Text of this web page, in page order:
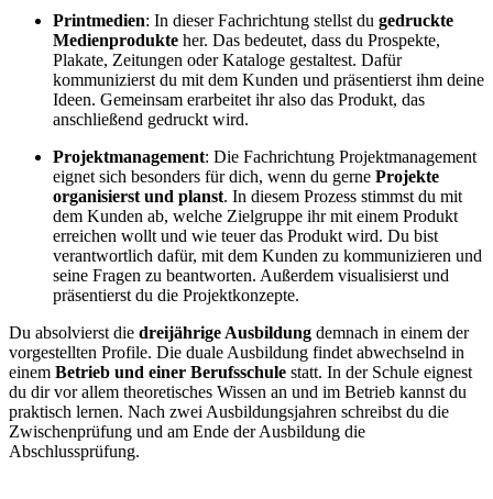
Printmedien: In dieser Fachrichtung stellst du gedruckte
Medienprodukte her. Das bedeutet, dass du Prospekte,
Plakate, Zeitungen oder Kataloge gestaltest. Dafür
kommunizierst du mit dem Kunden und präsentierst ihm deine
Ideen. Gemeinsam erarbeitet ihr also das Produkt, das
anschließend gedruckt wird.
Projektmanagement: Die Fachrichtung Projektmanagement
eignet sich besonders für dich, wenn du gerne Projekte
organisierst und planst. In diesem Prozess stimmst du mit
dem Kunden ab, welche Zielgruppe ihr mit einem Produkt
erreichen wollt und wie teuer das Produkt wird. Du bist
verantwortlich dafür, mit dem Kunden zu kommunizieren und
seine Fragen zu beantworten. Außerdem visualisierst und
präsentierst du die Projektkonzepte.
Du absolvierst die dreijährige Ausbildung demnach in einem der
vorgestellten Profile. Die duale Ausbildung findet abwechselnd in
einem Betrieb und einer Berufsschule statt. In der Schule eignest
du dir vor allem theoretisches Wissen an und im Betrieb kannst du
praktisch lernen. Nach zwei Ausbildungsjahren schreibst du die
Zwischenprüfung und am Ende der Ausbildung die
Abschlussprüfung.